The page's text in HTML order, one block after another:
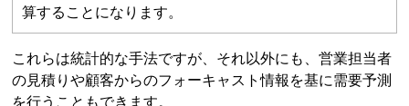
算することになります。
これらは統計的な手法ですが、それ以外にも、営業担当者
の見積りや顧客からのフォーキャスト情報を基に需要予測
を行うこともできます。